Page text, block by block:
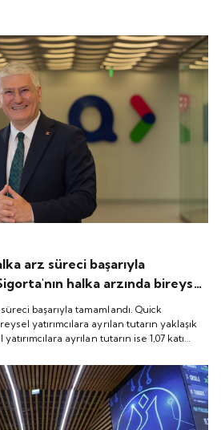
arz süreci başarıyla
halka arzında bireysel
yaklaşık 1,31 katı ve yurt
ayrılan tutarın ise 1,07 katı
6 Ağustos 2026 tarihinde
başarıyla tamamlandı. Quick
yatırımcılara ayrılan tutarın yaklaşık
ayrılan tutarın ise 1,07 katı
görmeye başlayacak.